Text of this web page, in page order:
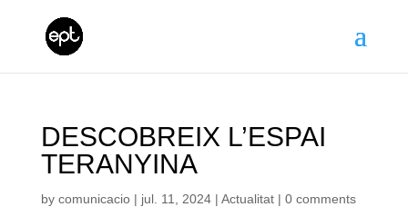
DESCOBREIX L’ESPAI
TERANYINA
by comunicacio| jul. 11, 2024| Actualitat| 0 comments